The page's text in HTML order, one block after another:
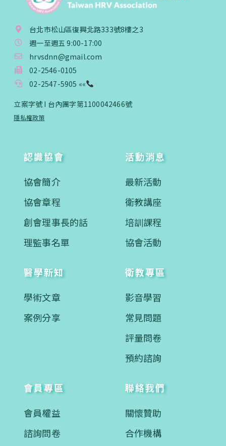
台北市松山區復興北路333號8樓之3
週一至週五 9:00-17:00
hrvsdnn@gmail.com
02-2546-0105
02-2547-5905 ««
立案字號 I 台內團字第1100042466號
隱私權政策
認識協會
協會簡介
協會章程
創會理事長的話
理監事名單
活動消息
最新活動
衛教講座
培訓課程
協會活動
醫學新知
學術文章
案例分享
衛教專區
影音學習
常見問題
評量問卷
預約諮詢
會員專區
會員權益
諮詢問卷
聯絡我們
關懷贊助
合作機構